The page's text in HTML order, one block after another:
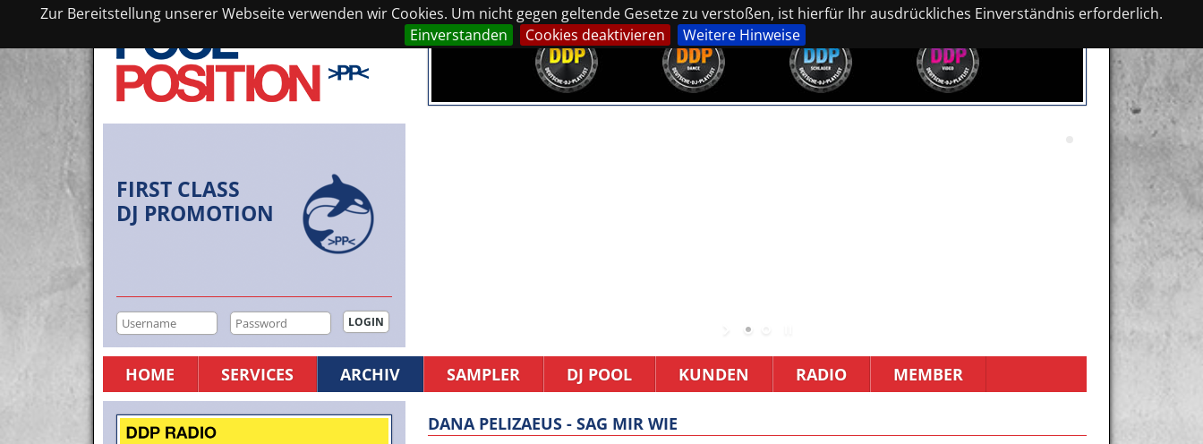
Zur Bereitstellung unserer Webseite verwenden wir Cookies. Um nicht gegen geltende Gesetze zu verstoßen, ist hierfür Ihr ausdrückliches Einverständnis erforderlich.
Einverstanden
Cookies deaktivieren Weitere Hinweise
FIRST CLASS
DJ PROMOTION
HOME SERVICES ARCHIV SAMPLER DJ POOL KUNDEN RADIO MEMBER
DANA PELIZAEUS - SAG MIR WIE